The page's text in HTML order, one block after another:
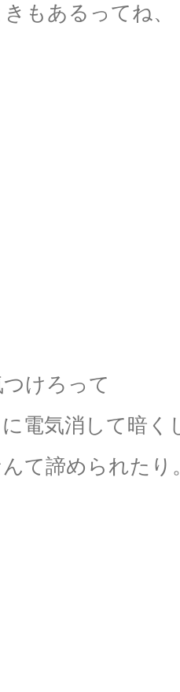
もあるってね、
けろって
電気消して暗く
て諦められたり